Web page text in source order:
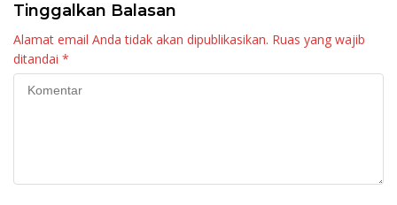
Tinggalkan Balasan
Alamat email Anda tidak akan dipublikasikan. Ruas yang wajib
ditandai *